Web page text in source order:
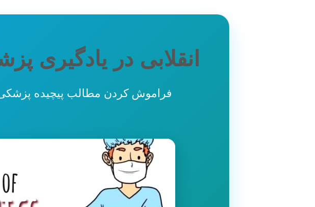
انقلابی در یادگیری
فراموش کردن مطالب پیچیده